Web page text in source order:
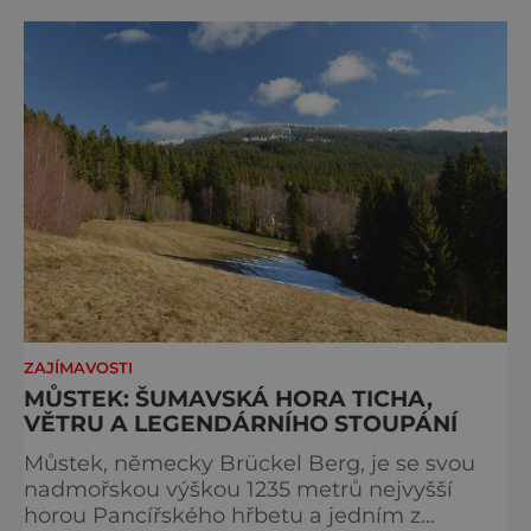
přijíždějí. Nejde o boj proti turistům. Jde o
ochranu krajiny, která už nechce být obětí
vlastního úspě
ZAJÍMAVOSTI
MŮSTEK: ŠUMAVSKÁ HORA TICHA,
VĚTRU A LEGENDÁRNÍHO STOUPÁNÍ
Můstek, německy Brückel Berg, je se svou
nadmořskou výškou 1235 metrů nejvyšší
horou Pancířského hřbetu a jedním z